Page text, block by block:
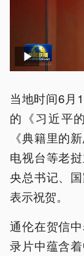
当地时间6月
的《习近平
《典籍里的
电视台等老
央总书记、
表示祝贺。
通伦在贺信
录片中蕴含